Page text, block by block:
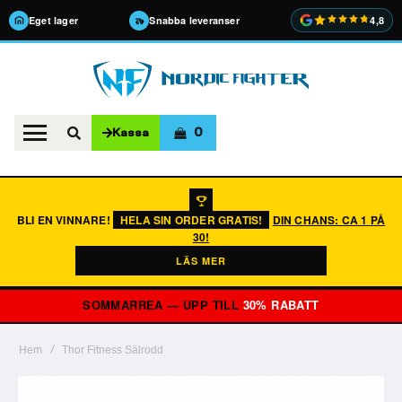
Eget lager Snabba leveranser 4,8
Kassa 0
BLI EN VINNARE! HELA SIN ORDER GRATIS!
DIN CHANS: CA 1 PÅ
30!
LÄS MER
SOMMARREA — UPP TILL 30% RABATT
Hem Thor Fitness Sälrodd